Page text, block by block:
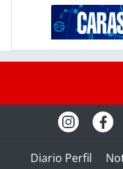
Diario Perfil